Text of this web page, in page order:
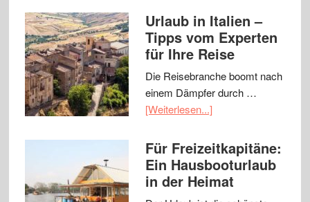
Urlaub in Italien –
Tipps vom Experten
für Ihre Reise
Die Reisebranche boomt nach
einem Dämpfer durch …
[Weiterlesen...]
Für Freizeitkapitäne:
Ein Hausbooturlaub
in der Heimat